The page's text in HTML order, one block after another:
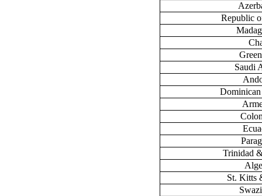
Republic
Saudi
Trinidad
St. Kitts